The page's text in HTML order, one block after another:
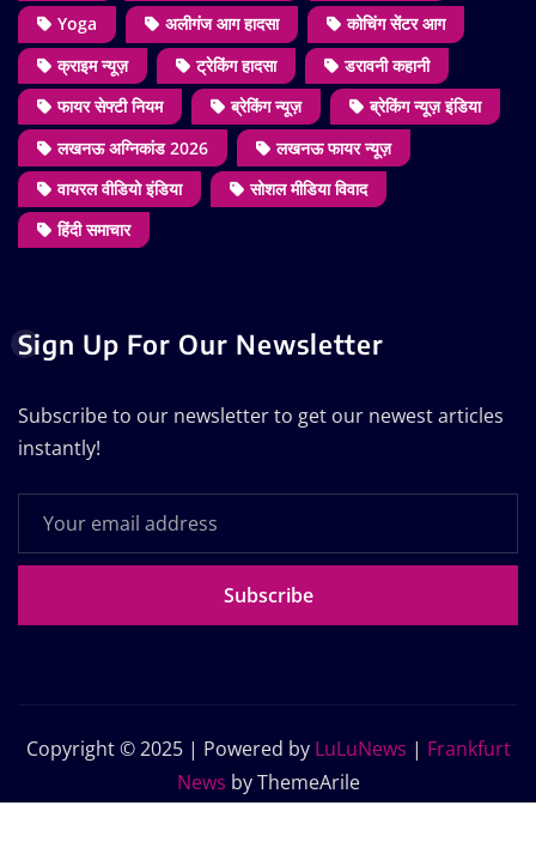
Yoga
अलीगंज आग हादसा
कोचिंग सेंटर आग
क्राइम न्यूज़
ट्रेकिंग हादसा
डरावनी कहानी
फायर सेफ्टी नियम
ब्रेकिंग न्यूज़
ब्रेकिंग न्यूज़ इंडिया
लखनऊ अग्निकांड 2026
लखनऊ फायर न्यूज़
वायरल वीडियो इंडिया
सोशल मीडिया विवाद
हिंदी समाचार
Sign Up For Our Newsletter
Subscribe to our newsletter to get our newest articles
instantly!
Subscribe
Copyright © 2025 | Powered by LuLuNews | Frankfurt
News by ThemeArile